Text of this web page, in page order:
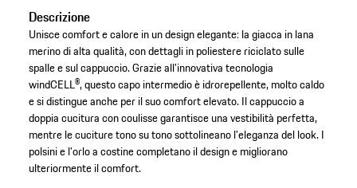
Descrizione
Unisce comfort e calore in un design elegante: la giacca in lana
merino di alta qualità, con dettagli in poliestere riciclato sulle
spalle e sul cappuccio. Grazie all'innovativa tecnologia
windCELL®, questo capo intermedio è idrorepellente, molto caldo
e si distingue anche per il suo comfort elevato. Il cappuccio a
doppia cucitura con coulisse garantisce una vestibilità perfetta,
mentre le cuciture tono su tono sottolineano l'eleganza del look. I
polsini e l'orlo a costine completano il design e migliorano
ulteriormente il comfort.